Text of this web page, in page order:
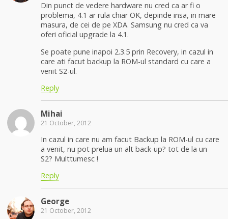
Din punct de vedere hardware nu cred ca ar fi o
problema, 4.1 ar rula chiar OK, depinde insa, in mare
masura, de cei de pe XDA. Samsung nu cred ca va
oferi oficial upgrade la 4.1.
Se poate pune inapoi 2.3.5 prin Recovery, in cazul in
care ati facut backup la ROM-ul standard cu care a
venit S2-ul.
Reply
Mihai
21 October, 2012
In cazul in care nu am facut Backup la ROM-ul cu care
a venit, nu pot prelua un alt back-up? tot de la un
S2? Multtumesc !
Reply
George
21 October, 2012